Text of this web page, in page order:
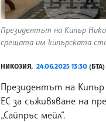
Президентът на Кипър
срещата им кипърската
НИКОЗИЯ, 24.06.2025 13:30 (БТА)
Президентът на Кипър
ЕС за съживяване на
„Сайпръс мейл“.